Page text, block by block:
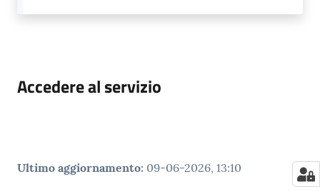
Accedere al servizio
Ultimo aggiornamento: 09-06-2026, 13:10